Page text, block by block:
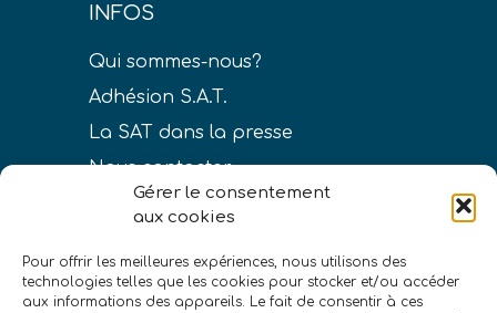
Gérer le consentement
aux cookies
Pour offrir les meilleures expériences, nous utilisons des
technologies telles que les cookies pour stocker et/ou accéder
aux informations des appareils. Le fait de consentir à ces
INFOS
Qui sommes-nous?
Adhésion S.A.T.
La SAT dans la presse
Nous contacter
LIENS